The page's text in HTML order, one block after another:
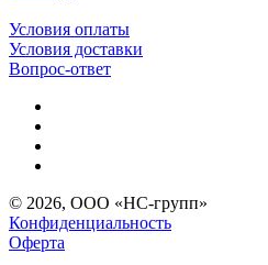
Условия оплаты
Условия доставки
Вопрос-ответ
© 2026, ООО «НС-групп»
Конфиденциальность
Оферта